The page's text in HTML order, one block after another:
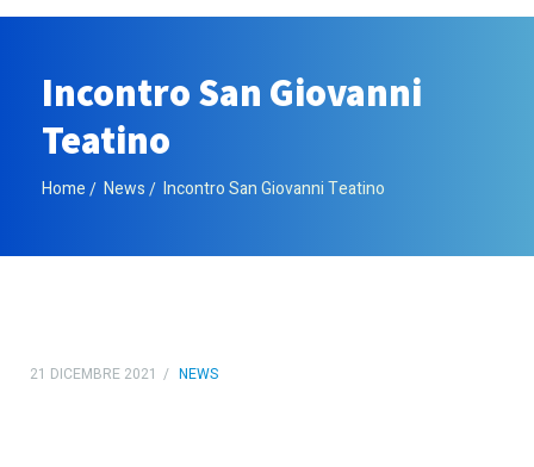
Incontro San Giovanni
Teatino
Home News Incontro San Giovanni Teatino
21 DICEMBRE 2021 NEWS